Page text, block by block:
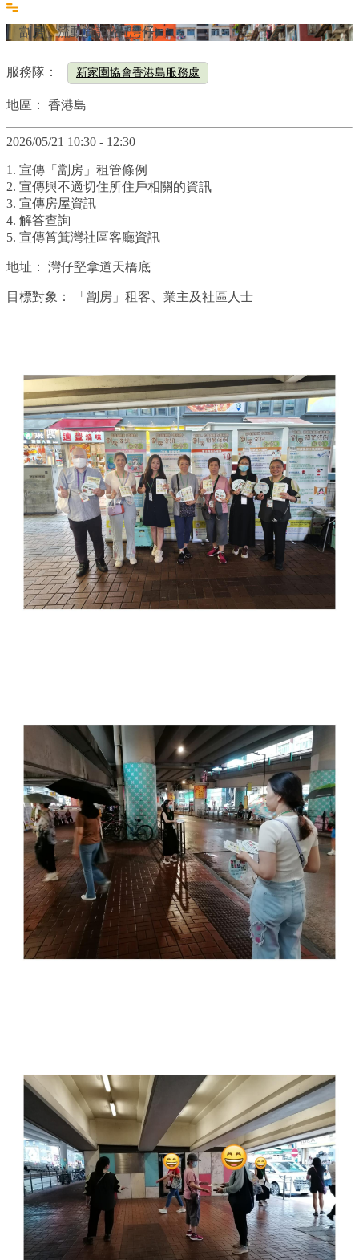
「劏房」流動資訊站 (灣仔)
服務隊： 新家園協會香港島服務處
地區： 香港島
2026/05/21 10:30 - 12:30
1. 宣傳「劏房」租管條例
2. 宣傳與不適切住所住戶相關的資訊
3. 宣傳房屋資訊
4. 解答查詢
5. 宣傳筲箕灣社區客廳資訊
地址： 灣仔堅拿道天橋底
目標對象： 「劏房」租客、業主及社區人士